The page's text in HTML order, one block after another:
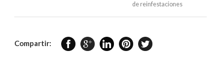
de reinfestaciones
Compartir: